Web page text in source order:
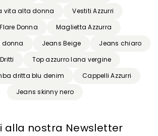
vita alta donna
Vestiti Azzurri
Donna
Maglietta Azzurra
donna
Jeans Beige
Jeans chiaro
Top azzurro lana vergine
dritta blu denim
Cappelli Azzurri
Jeans skinny nero
alla nostra Newsletter